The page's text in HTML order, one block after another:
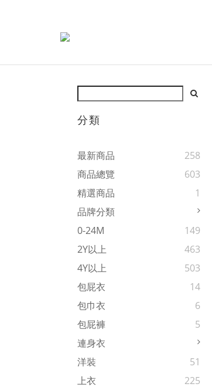
分類
最新商品
258
商品總覽
603
精選商品
1
品牌分類
0-24M
149
2Y以上
463
4Y以上
503
包屁衣
14
包巾衣
6
包屁褲
5
連身衣
洋裝
51
上衣
225